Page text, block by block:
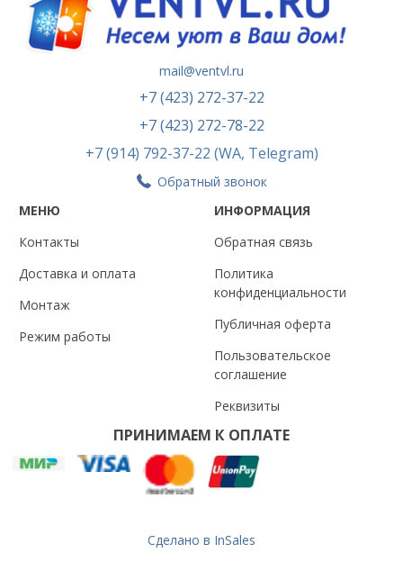
mail@ventvl.ru
+7 (423) 272-37-22
+7 (423) 272-78-22
+7 (914) 792-37-22 (WA, Telegram)
Обратный звонок
МЕНЮ
Контакты
Доставка и оплата
Монтаж
Режим работы
ИНФОРМАЦИЯ
Обратная связь
Политика
конфиденциальности
Публичная оферта
Пользовательское
соглашение
Реквизиты
ПРИНИМАЕМ К ОПЛАТЕ
Сделано в InSales